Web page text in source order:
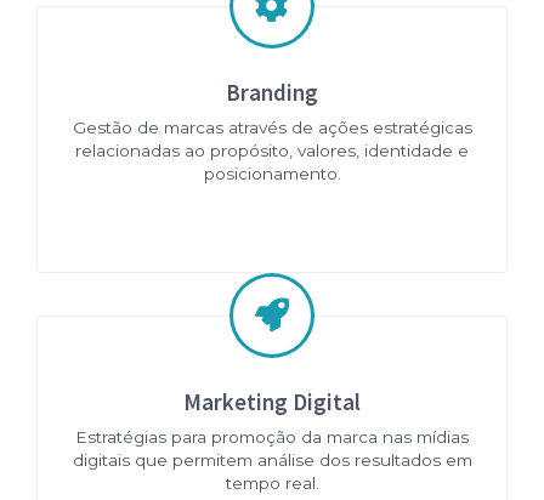
Branding
Gestão de marcas através de ações estratégicas
relacionadas ao propósito, valores, identidade e
posicionamento.
Marketing Digital
Estratégias para promoção da marca nas mídias
digitais que permitem análise dos resultados em
tempo real.